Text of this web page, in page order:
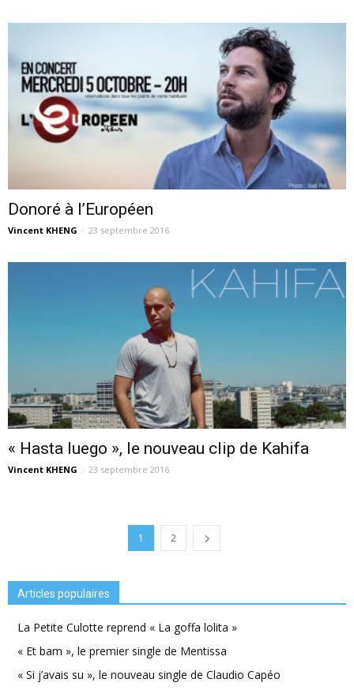
Donoré à l’Européen
Vincent KHENG - 23 septembre 2016
« Hasta luego », le nouveau clip de Kahifa
Vincent KHENG - 23 septembre 2016
1 2
Articles populaires
La Petite Culotte reprend « La goffa lolita »
« Et bam », le premier single de Mentissa
« Si j’avais su », le nouveau single de Claudio Capéo